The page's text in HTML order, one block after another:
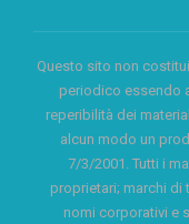
Questo sito non
periodico essendo
reperibilità dei
alcun modo un
7/3/2001. Tutti i
proprietari; marchi di
nomi corporativi e